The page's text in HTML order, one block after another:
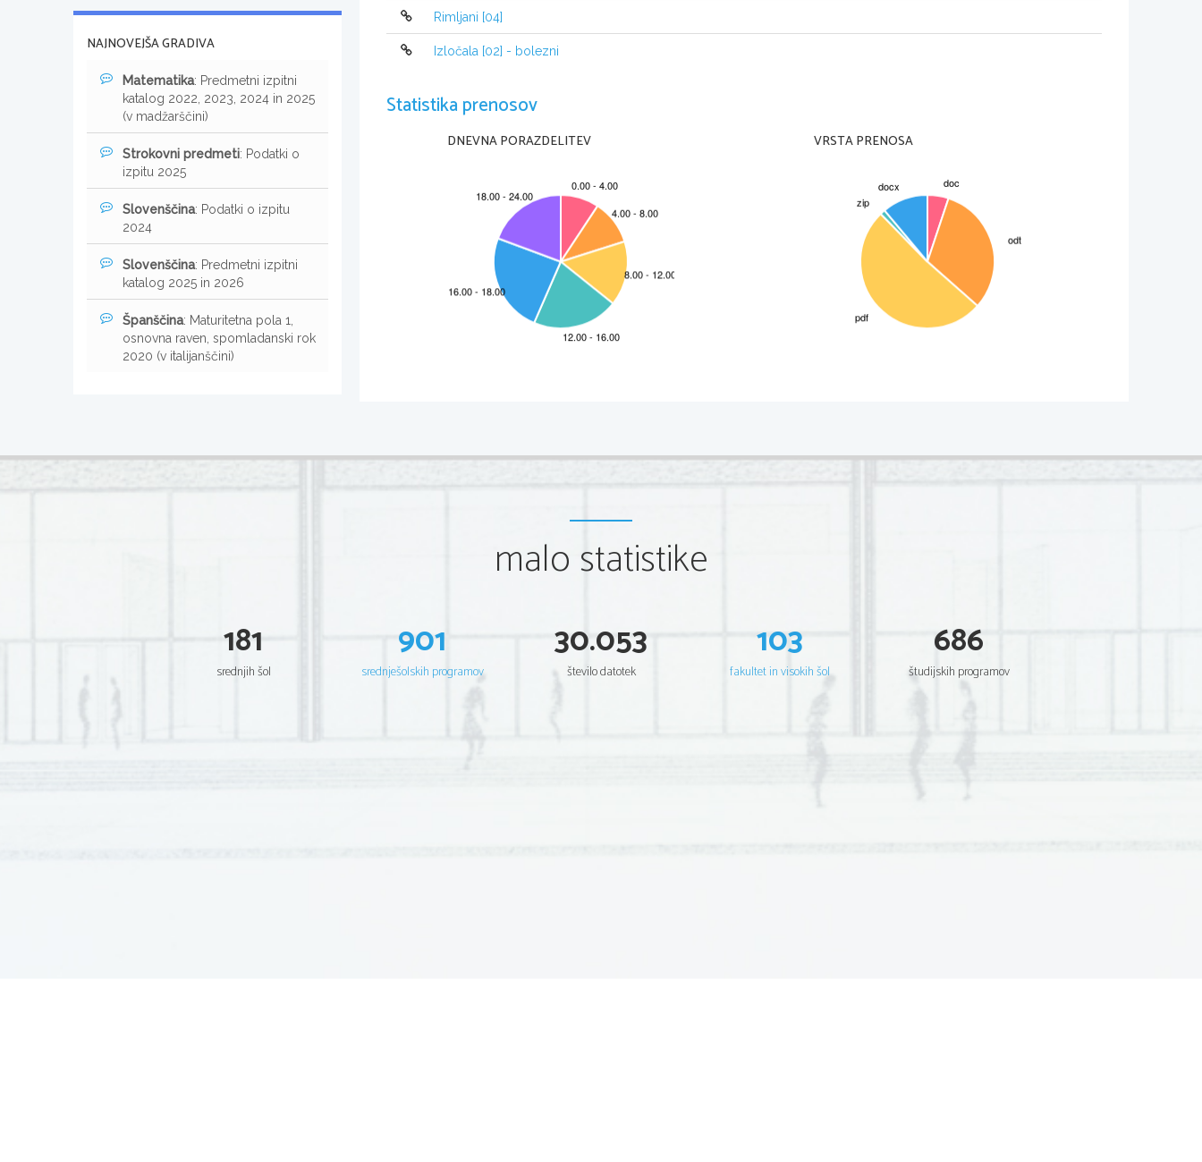
3.valj - rastlina brez korenin in brez listov
6.valj - rastlina brez korenin, listi so z obeh strani namazani z
Tako pripravljenim merilnim valjem smo na vrhu dodali kapljico olja
REZULTATI: Po nekaj dnevih smo odčitali višino vode in dobili
naslednje rezultate: 1.valj - ............15,4 cm vode
Rimljani [04]
Izločala [02] - bolezni
Statistika prenosov
DNEVNA PORAZDELITEV VRSTA PRENOSA
NAJNOVEJŠA GRADIVA
Matematika: Predmetni izpitni
katalog 2022, 2023, 2024 in 2025
(v madžarščini)
Strokovni predmeti: Podatki o
izpitu 2025
Slovenščina: Podatki o izpitu
2024
Slovenščina: Predmetni izpitni
katalog 2025 in 2026
Španščina: Maturitetna pola 1,
osnovna raven, spomladanski rok
2020 (v italijanščini)
malo statistike
181
srednjih šol
901
srednješolskih programov
30.053
število datotek
103
fakultet in visokih šol
686
študijskih programov